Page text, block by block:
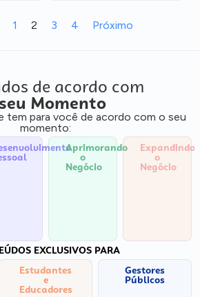
1 2 3 4 Próximo
de acordo com
Momento
tem para você de acordo com o seu
momento:
Aprimorando
o
Negócio
Expandindo
o
Negócio
EXCLUSIVOS PARA
Estudantes
e
Educadores
Gestores
Públicos